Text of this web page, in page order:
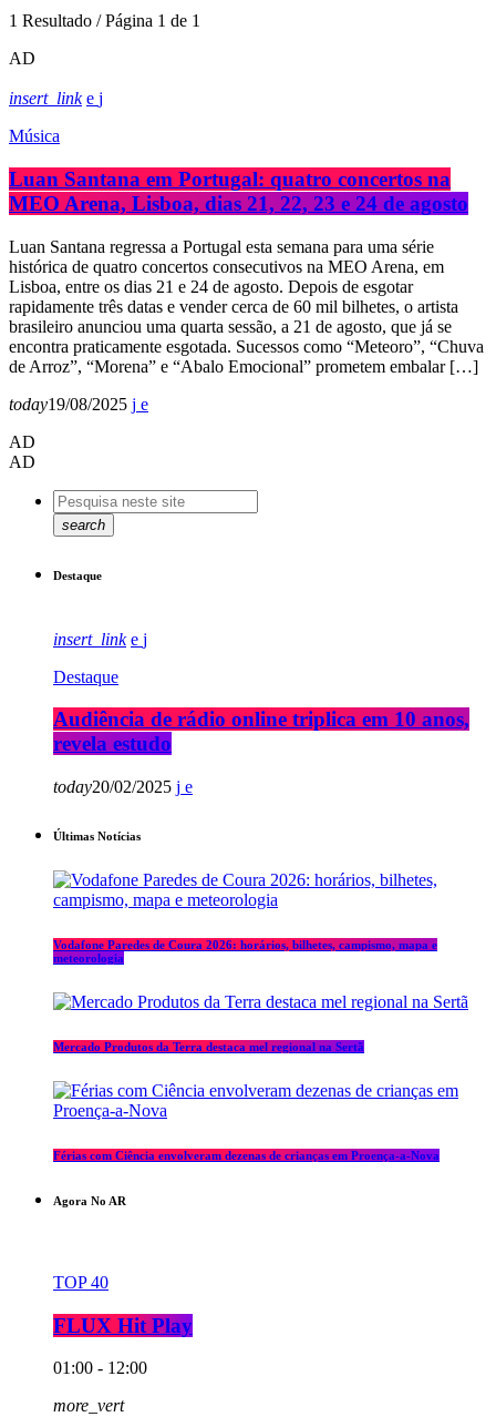
1 Resultado / Página 1 de 1
AD
insert_link
Música
Luan Santana em Portugal: quatro concertos na
MEO Arena, Lisboa, dias 21, 22, 23 e 24 de agosto
Luan Santana regressa a Portugal esta semana para uma série
histórica de quatro concertos consecutivos na MEO Arena, em
Lisboa, entre os dias 21 e 24 de agosto. Depois de esgotar
rapidamente três datas e vender cerca de 60 mil bilhetes, o artista
brasileiro anunciou uma quarta sessão, a 21 de agosto, que já se
encontra praticamente esgotada. Sucessos como “Meteoro”, “Chuva
de Arroz”, “Morena” e “Abalo Emocional” prometem embalar […]
today19/08/2025
AD
AD
search
Destaque
insert_link
Destaque
Audiência de rádio online triplica em 10 anos,
revela estudo
today20/02/2025
Últimas Notícias
Vodafone Paredes de Coura 2026: horários, bilhetes, campismo, mapa e
meteorologia
Mercado Produtos da Terra destaca mel regional na Sertã
Férias com Ciência envolveram dezenas de crianças em Proença-a-Nova
Agora No AR
TOP 40
FLUX Hit Play
01:00 - 12:00
more_vert